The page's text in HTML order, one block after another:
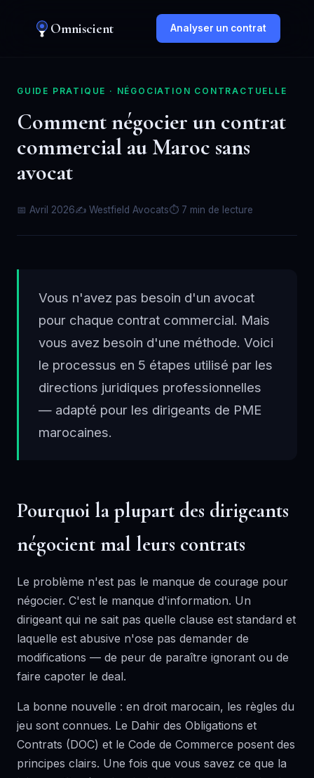
Omniscient Analyser un contrat
GUIDE PRATIQUE · NÉGOCIATION CONTRACTUELLE
Comment négocier un contrat
commercial au Maroc sans
avocat
📅 Avril 2026✍️ Westfield Avocats⏱️ 7 min de lecture
Vous n'avez pas besoin d'un avocat
pour chaque contrat commercial. Mais
vous avez besoin d'une méthode. Voici
le processus en 5 étapes utilisé par les
directions juridiques professionnelles
— adapté pour les dirigeants de PME
marocaines.
Pourquoi la plupart des dirigeants
négocient mal leurs contrats
Le problème n'est pas le manque de courage pour
négocier. C'est le manque d'information. Un
dirigeant qui ne sait pas quelle clause est standard et
laquelle est abusive n'ose pas demander de
modifications — de peur de paraître ignorant ou de
faire capoter le deal.
La bonne nouvelle : en droit marocain, les règles du
jeu sont connues. Le Dahir des Obligations et
Contrats (DOC) et le Code de Commerce posent des
principes clairs. Une fois que vous savez ce que la